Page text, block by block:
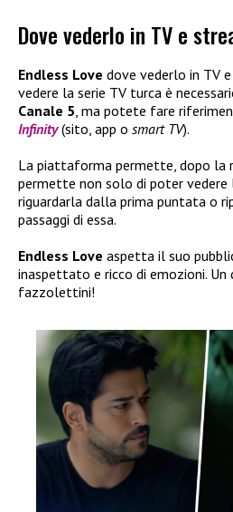
Dove vederlo in TV e
Endless Love dove vederlo in TV
vedere la serie TV turca è
Canale 5, ma potete fare
Infinity(sito, app o smart TV).
La piattaforma permette, dopo la
permette non solo di poter vedere
riguardarla dalla prima puntata o
passaggi di essa.
Endless Love aspetta il suo
inaspettato e ricco di emozioni. Un
fazzolettini!